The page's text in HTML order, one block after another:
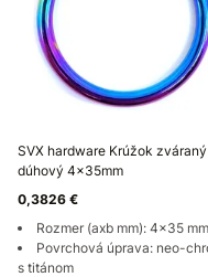
SVX hardware Krúžok zváraný
dúhový 4x35mm
0,3826 €
Rozmer (axb mm): 4x35 mm
Povrchová úprava: neo-
s titánom